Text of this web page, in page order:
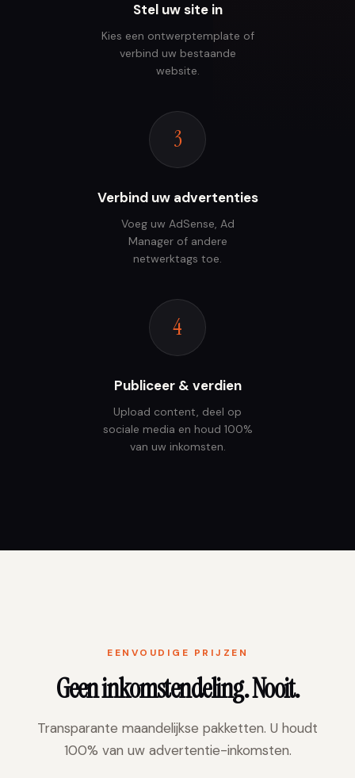
Stel uw site in
Kies een ontwerptemplate of
verbind uw bestaande
website.
3
Verbind uw advertenties
Voeg uw AdSense, Ad
Manager of andere
netwerktags toe.
4
Publiceer & verdien
Upload content, deel op
sociale media en houd 100%
van uw inkomsten.
EENVOUDIGE PRIJZEN
Geen inkomstendeling. Nooit.
Transparante maandelijkse pakketten. U houdt
100% van uw advertentie-inkomsten.